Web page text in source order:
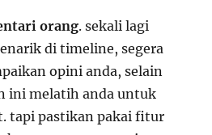
orang. sekali lagi
di timeline, segera
opini anda, selain
ini melatih anda untuk
tapi pastikan pakai fitur